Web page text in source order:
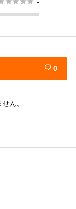
 -
 0
ん。